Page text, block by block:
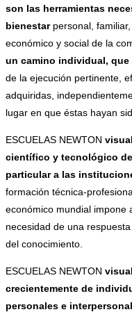
son las herramientas
bienestarpersonal,
económico y social de la
un camino individual, que
de la ejecución pertinente,
adquiridas,
lugar en que éstas hayan
ESCUELAS NEWTON
científico y tecnológico
particular a las
formación técnica-
económico mundial impone
necesidad de una
del conocimiento.
ESCUELAS NEWTON
crecientemente de
personales e